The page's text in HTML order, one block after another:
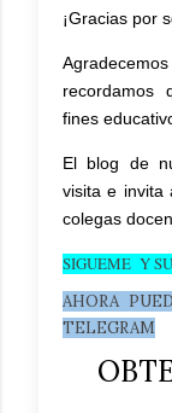
¡Gracias por
recordamos
fines
El blog de
visita e invita
colegas
SIGUEME Y
AHORA
TELEGRAM